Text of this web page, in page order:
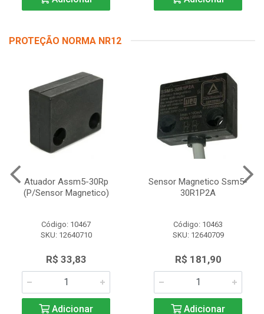
PROTEÇÃO NORMA NR12
Atuador Assm5-30Rp
(P/Sensor Magnetico)
Código: 10467
SKU: 12640710
R$ 33,83
Adicionar
Sensor Magnetico Ssm5-
30R1P2A
Código: 10463
SKU: 12640709
R$ 181,90
Adicionar